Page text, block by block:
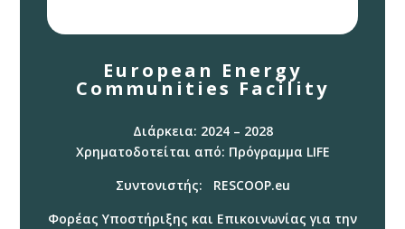
European Energy
Communities Facility
Διάρκεια: 2024 – 2028
Χρηματοδοτείται από: Πρόγραμμα LIFE
Συντονιστής: RESCOOP.eu
Φορέας Υποστήριξης και Επικοινωνίας για την